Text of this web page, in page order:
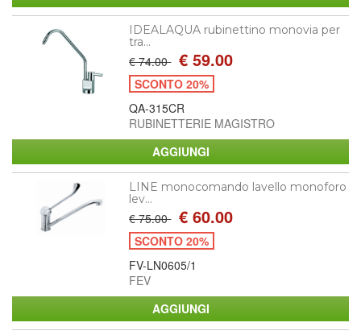
IDEALAQUA rubinettino monovia per
tra...
€ 74.00 € 59.00
SCONTO 20%
QA-315CR
RUBINETTERIE MAGISTRO
LINE monocomando lavello monoforo
lev...
€ 75.00 € 60.00
SCONTO 20%
FV-LN0605/1
FEV